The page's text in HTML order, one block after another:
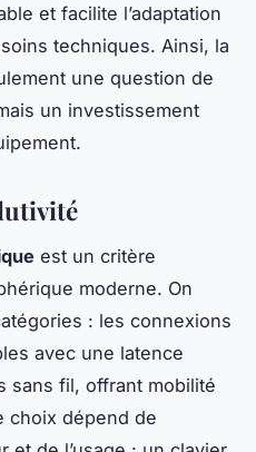
et facilite l’adaptation
techniques. Ainsi, la
une question de
un investissement
est un critère
moderne. On
: les connexions
avec une latence
sans fil, offrant mobilité
choix dépend de